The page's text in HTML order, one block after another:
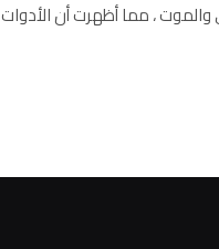
، مما أظهرت أن الأدوات